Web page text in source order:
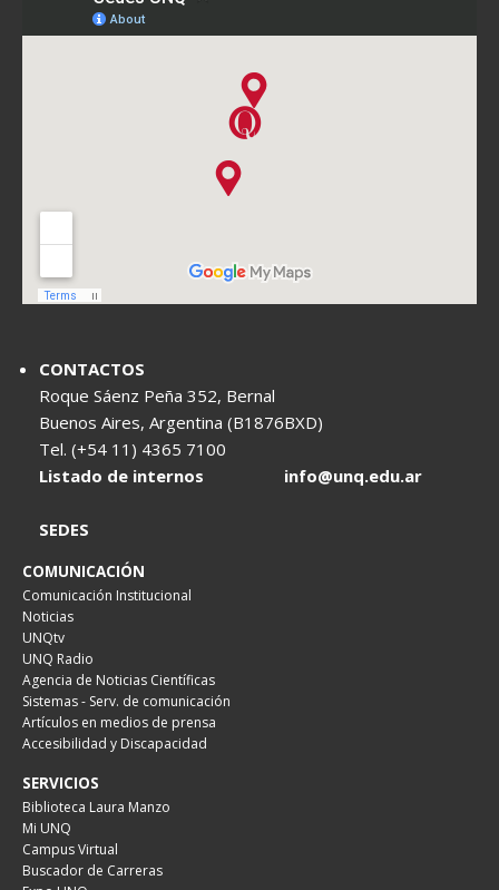
CONTACTOS
Roque Sáenz Peña 352, Bernal
Buenos Aires, Argentina (B1876BXD)
Tel. (+54 11) 4365 7100
Listado de internos
info@unq.edu.ar
SEDES
COMUNICACIÓN
Comunicación Institucional
Noticias
UNQtv
UNQ Radio
Agencia de Noticias Científicas
Sistemas - Serv. de comunicación
Artículos en medios de prensa
Accesibilidad y Discapacidad
SERVICIOS
Biblioteca Laura Manzo
Mi UNQ
Campus Virtual
Buscador de Carreras